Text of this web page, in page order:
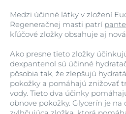
Medzi účinné látky v zložení
Regeneračnej masti patrí
kľúčové zložky obsahuje aj
Ako presne tieto zložky
dexpantenol sú účinné
pôsobia tak, že zlepšujú
pokožky a pomáhajú znižovať
vody. Tieto dva účinky
obnove pokožky. Glycerín je na